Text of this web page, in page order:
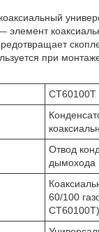
элемент
при
CT60100T
Отвод
дымохода
60/100
CT60100T)